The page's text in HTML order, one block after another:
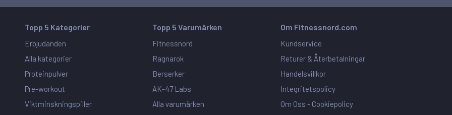
Topp 5 Kategorier
Erbjudanden
Alla kategorier
Proteinpulver
Pre-workout
Viktminskningspiller
Topp 5 Varumärken
Fitnessnord
Ragnarok
Berserker
AK-47 Labs
Alla varumärken
Om Fitnessnord.com
Kundservice
Returer & Återbetalningar
Handelsvillkor
Integritetspolicy
Om Oss - Cookiepolicy